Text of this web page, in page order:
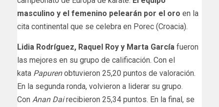
masculino y el femenino pelearán por el oro en la
cita continental que se celebra en Porec (Croacia).
Lidia Rodríguez, Raquel Roy y Marta García fueron
las mejores en su grupo de calificación. Con el
kata Papurenobtuvieron 25,20 puntos de valoración.
En la segunda ronda, volvieron a liderar su grupo.
Con Anan Dairecibieron 25,34 puntos. En la final, se